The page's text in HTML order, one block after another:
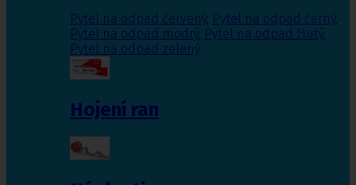
Pytel na odpad červený, Pytel na odpad černý,
Pytel na odpad modrý, Pytel na odpad žlutý,
Pytel na odpad zelený
Hojení ran